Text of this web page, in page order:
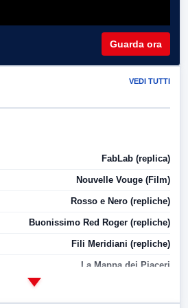
Guarda ora
VEDI TUTTI
FabLab (replica)
Nouvelle Vouge (Film)
Rosso e Nero (repliche)
Buonissimo Red Roger (repliche)
Fili Meridiani (repliche)
La Mappa dei Piaceri